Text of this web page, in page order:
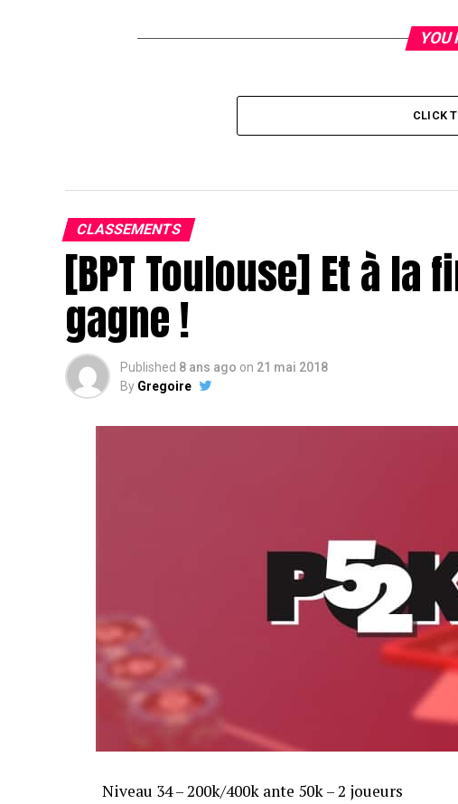
YOU
CLICK
CLASSEMENTS
[BPT Toulouse] Et à la
gagne !
Published 8 ans ago on 21 mai 2018
By Gregoire
Niveau 34 – 200k/400k ante 50k – 2 joueurs